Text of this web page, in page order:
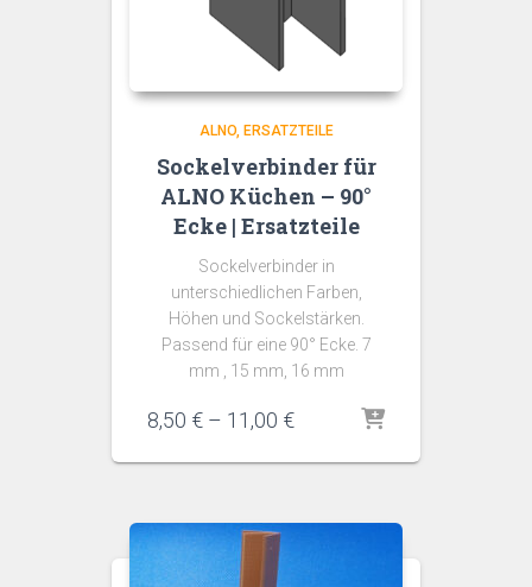
ALNO ERSATZTEILE
Sockelverbinder für
ALNO Küchen – 90°
Ecke | Ersatzteile
Sockelverbinder in
unterschiedlichen Farben,
Höhen und Sockelstärken.
Passend für eine 90° Ecke. 7
mm , 15 mm, 16 mm
8,50 € – 11,00 €Preisspanne:
bis